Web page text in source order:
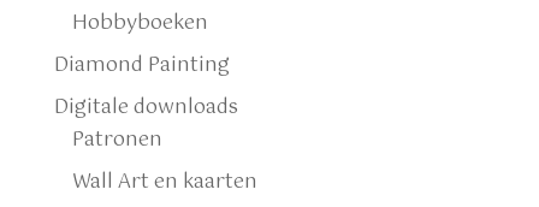
Hobbyboeken
Diamond Painting
Digitale downloads
Patronen
Wall Art en kaarten